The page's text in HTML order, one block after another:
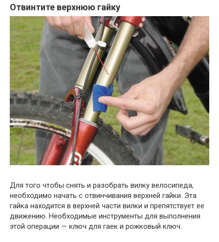
Отвинтите верхнюю гайку
Для того чтобы снять и разобрать вилку велосипеда,
необходимо начать с отвинчивания верхней гайки. Эта
гайка находится в верхней части вилки и препятствует ее
движению. Необходимые инструменты для выполнения
этой операции — ключ для гаек и рожковый ключ.